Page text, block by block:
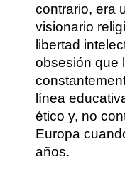
contrario, era
visionario
libertad
obsesión que
línea
ético y, no
Europa
años.